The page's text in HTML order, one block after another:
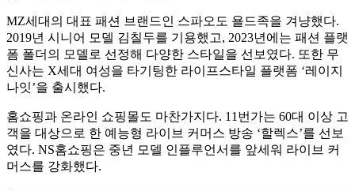
MZ세대의 대표 패션 브랜드인 스파오도 욜드족을 겨냥했다.
2019년 시니어 모델 김칠두를 기용했고, 2023년에는 패션 플랫
폼 폴더의 모델로 선정해 다양한 스타일을 선보였다. 또한 무
신사는 X세대 여성을 타기팅한 라이프스타일 플랫폼 ‘레이지
나잇’을 출시했다.
홈쇼핑과 온라인 쇼핑몰도 마찬가지다. 11번가는 60대 이상 고
객을 대상으로 한 예능형 라이브 커머스 방송 ‘할렉스’를 선보
였다. NS홈쇼핑은 중년 모델 인플루언서를 앞세워 라이브 커
머스를 강화했다.